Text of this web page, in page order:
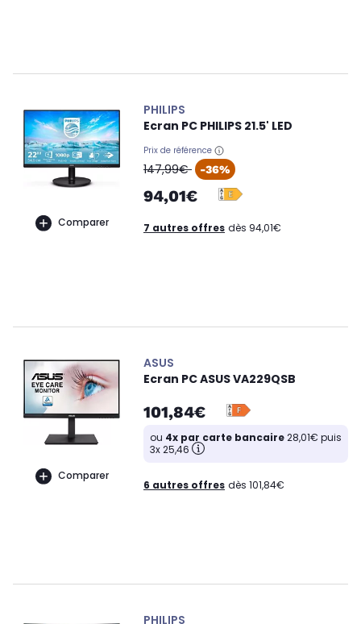
Comparer
PHILIPS
Ecran PC PHILIPS 21.5' LED
Prix de référence
oldPrice
147,99€ -36%
94,01€
7 autres offres dès 94,01€
Comparer
ASUS
Ecran PC ASUS VA229QSB
101,84€
ou 4x par carte bancaire28,01€ puis
3x 25,46
6 autres offres dès 101,84€
PHILIPS